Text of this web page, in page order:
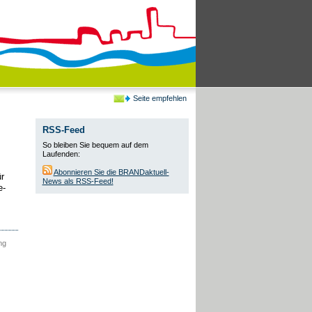
Seite empfehlen
RSS-Feed
So bleiben Sie bequem auf dem
Laufenden:
Abonnieren Sie die BRANDaktuell-
News als RSS-Feed!